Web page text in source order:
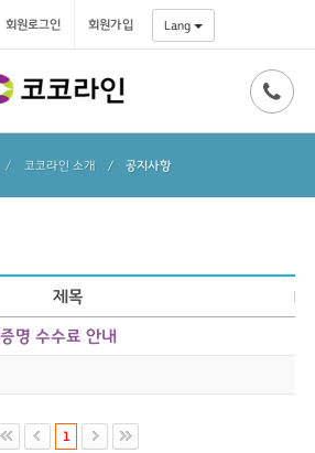
회원로그인 회원가입 Lang
코코라인 소개 / 공지사항
제목
명 수수료 안내
1